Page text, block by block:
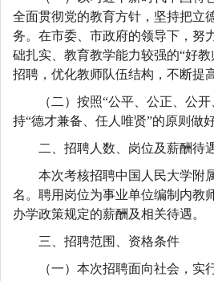
全面贯彻党的教育方针，坚持把立
务。在市委、市政府的领导下，努
础扎实、教育教学能力较强的“好
招聘，优化教师队伍结构，不断提
（二）按照“公平、公正、公
持“德才兼备、任人唯贤”的原则做
二、招聘人数、岗位及薪酬待
本次考核招聘中国人民大学附
名。聘用岗位为事业单位编制内教
办学政策规定的薪酬及相关待遇。
三、招聘范围、资格条件
（一）本次招聘面向社会，实